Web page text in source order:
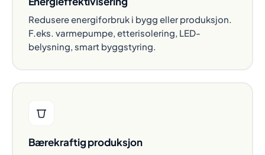
Redusere energiforbruk i bygg eller produksjon.
F.eks. varmepumpe, etterisolering, LED-
belysning, smart byggstyring.
Bærekraftig produksjon